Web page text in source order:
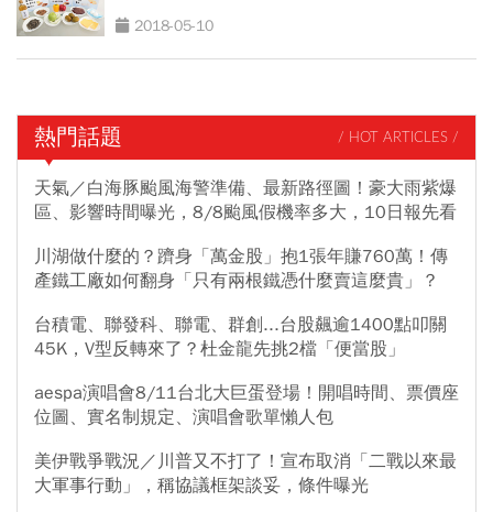
2018-05-10
熱門話題 / HOT ARTICLES /
天氣／白海豚颱風海警準備、最新路徑圖！豪大雨紫爆
區、影響時間曝光，8/8颱風假機率多大，10日報先看
川湖做什麼的？躋身「萬金股」抱1張年賺760萬！傳
產鐵工廠如何翻身「只有兩根鐵憑什麼賣這麼貴」？
台積電、聯發科、聯電、群創...台股飆逾1400點叩關
45K，V型反轉來了？杜金龍先挑2檔「便當股」
aespa演唱會8/11台北大巨蛋登場！開唱時間、票價座
位圖、實名制規定、演唱會歌單懶人包
美伊戰爭戰況／川普又不打了！宣布取消「二戰以來最
大軍事行動」，稱協議框架談妥，條件曝光